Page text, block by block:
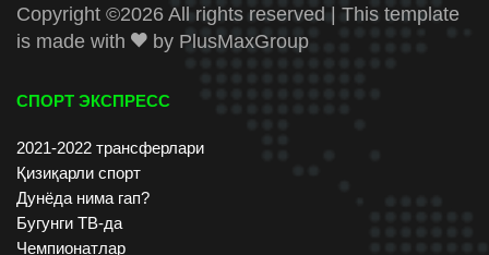
Copyright ©2026 All rights reserved | This template
is made with
by PlusMaxGroup
СПОРТ ЭКСПРЕСС
2021-2022 трансферлари
Қизиқарли спорт
Дунёда нима гап?
Бугунги ТВ-да
Чемпионатлар